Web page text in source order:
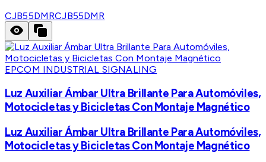
CJB55DMRCJB55DMR
EPCOM INDUSTRIAL SIGNALING
Luz Auxiliar Ámbar Ultra Brillante Para Automóviles,
Motocicletas y Bicicletas Con Montaje Magnético
Luz Auxiliar Ámbar Ultra Brillante Para Automóviles,
Motocicletas y Bicicletas Con Montaje Magnético